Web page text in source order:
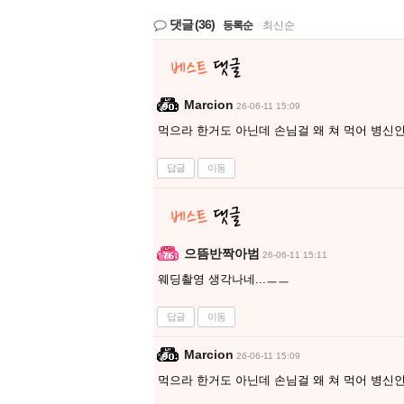
댓글(36) 등록순 최신순
Marcion 26-06-11 15:09
먹으라 한거도 아닌데 손님걸 왜 쳐 먹어 병신
답글 이동
으뜸반짝아범 26-06-11 15:11
웨딩촬영 생각나네...ㅡㅡ
답글 이동
Marcion 26-06-11 15:09
먹으라 한거도 아닌데 손님걸 왜 쳐 먹어 병신